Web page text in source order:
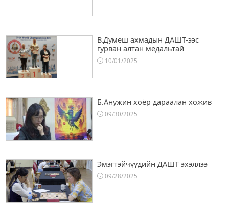
В.Думеш ахмадын ДАШТ-ээс
гурван алтан медальтай
10/01/2025
Б.Анужин хоёр дараалан хожив
09/30/2025
Эмэгтэйчүүдийн ДАШТ эхэллээ
09/28/2025